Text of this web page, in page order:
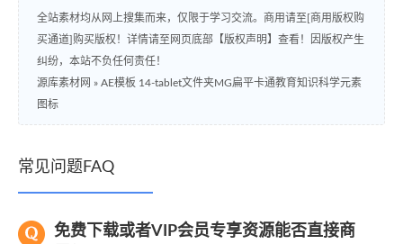
全站素材均从网上搜集而来，仅限于学习交流。商用请至[商用版权购
买通道]购买版权！详情请至网页底部【版权声明】查看！因版权产生
纠纷，本站不负任何责任！
源库素材网 » AE模板 14-tablet文件夹MG扁平卡通教育知识科学元素
图标
常见问题FAQ
免费下载或者VIP会员专享资源能否直接商